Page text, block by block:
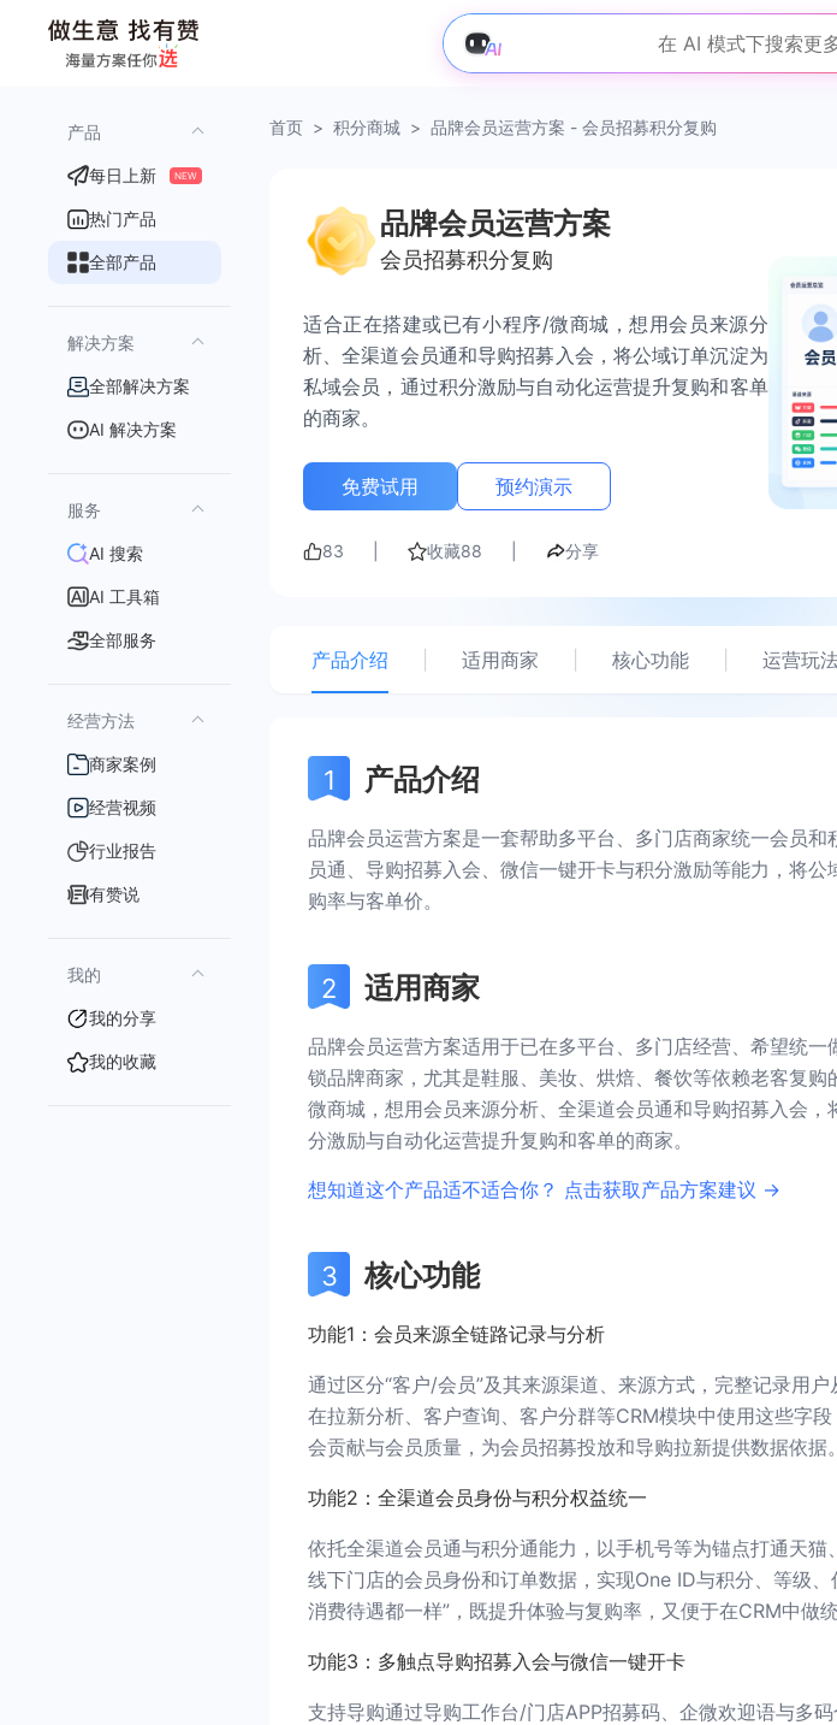
在 AI 模式下搜索更
产品
每日上新 NEW
热门产品
全部产品
解决方案
全部解决方案
AI 解决方案
服务
AI 搜索
AI 工具箱
全部服务
经营方法
商家案例
经营视频
行业报告
有赞说
我的
我的分享
我的收藏
首页 > 积分商城 > 品牌会员运营方案 - 会员招募积分复购
品牌会员运营方案
会员招募积分复购
适合正在搭建或已有小程序/微商城，想用会员来源分
析、全渠道会员通和导购招募入会，将公域订单沉淀为
私域会员，通过积分激励与自动化运营提升复购和客单
的商家。
免费试用 预约演示
83 收藏88 分享
产品介绍 适用商家 核心功能 运营玩
产品介绍
品牌会员运营方案是一套帮助多平台、多门店商家统一会员
员通、导购招募入会、微信一键开卡与积分激励等能力，将
购率与客单价。
适用商家
品牌会员运营方案适用于已在多平台、多门店经营、希望统
锁品牌商家，尤其是鞋服、美妆、烘焙、餐饮等依赖老客复
微商城，想用会员来源分析、全渠道会员通和导购招募入会
分激励与自动化运营提升复购和客单的商家。
想知道这个产品适不适合你？ 点击获取产品方案建议 →
核心功能
功能1：会员来源全链路记录与分析
通过区分“客户/会员”及其来源渠道、来源方式，完整记录用
在拉新分析、客户查询、客户分群等CRM模块中使用这些字
会贡献与会员质量，为会员招募投放和导购拉新提供数据依据。
功能2：全渠道会员身份与积分权益统一
依托全渠道会员通与积分通能力，以手机号等为锚点打通天猫
线下门店的会员身份和订单数据，实现One ID与积分、等级
消费待遇都一样”，既提升体验与复购率，又便于在CRM中做
功能3：多触点导购招募入会与微信一键开卡
支持导购通过导购工作台/门店APP招募码、企微欢迎语与多